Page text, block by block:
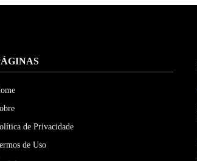
de Privacidade
de Uso